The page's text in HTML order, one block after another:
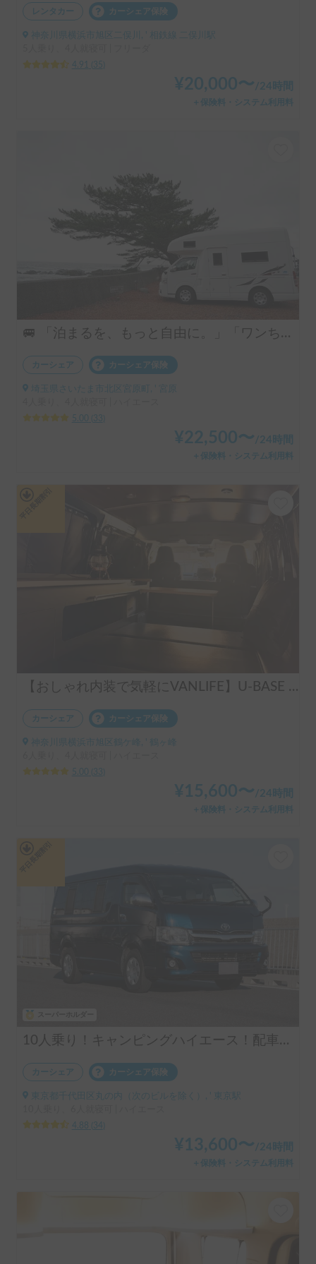
レンタカー カーシェア保険
神奈川県横浜市旭区二俣川, ' 相鉄線 二俣川駅
4.91
35
¥20,000〜/24時間
＋保険料・システム利用料
🚐 「泊まるを、もっと自由に。」「ワンちゃんも一緒に、旅に出よう。」ハイエースベースのラグジュアリーキャブコン！ 4人乗りで広々ゆったり快適空間 ・リアクーラー完備で移動中も後部座席も快適 ・揺れが少なく長距離でも快適な乗り心地 👉 初めてのキャンピングカーにもおすすめです！オプションキャンプ用品も充実してます。
カーシェア カーシェア保険
埼玉県さいたま市北区宮原町, ' 宮原
5.00
33
¥22,500〜 /24時間
＋保険料・システム利用料
【おしゃれ内装で気軽にVANLIFE】U-BASE ONE | 運転しやすいハイエース！ポータブルエアコンで夏も冬も快適旅へ
カーシェア カーシェア保険
神奈川県横浜市旭区鶴ケ峰, ' 鶴ヶ峰
5.00
33
¥ 15,600〜 /24時間
＋保険料・システム利用料
10人乗り！キャンピングハイエース！配車無料！割引アリ！！
カーシェア カーシェア保険
東京都千代田区丸の内（次のビルを除く）, ' 東京駅
4.88
34
¥ 13,600〜 /24時間
＋保険料・システム利用料